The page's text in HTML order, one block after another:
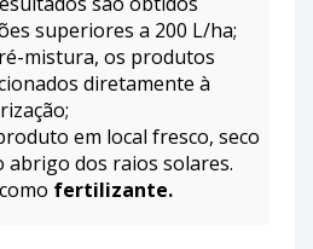
superiores a 200 L/ha;
mistura, os produtos
diretamente à
em local fresco, seco
abrigo dos raios solares.
fertilizante.